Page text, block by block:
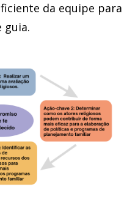
da equipe para
guia.